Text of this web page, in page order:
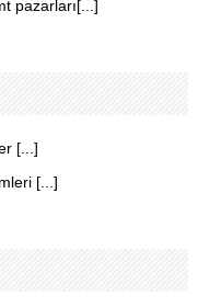
pazarları[...]
[...]
[...]